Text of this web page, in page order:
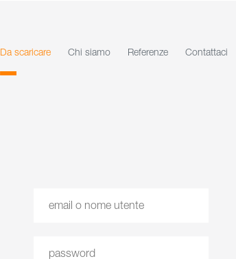
Da scaricare Chi siamo Referenze Contattaci